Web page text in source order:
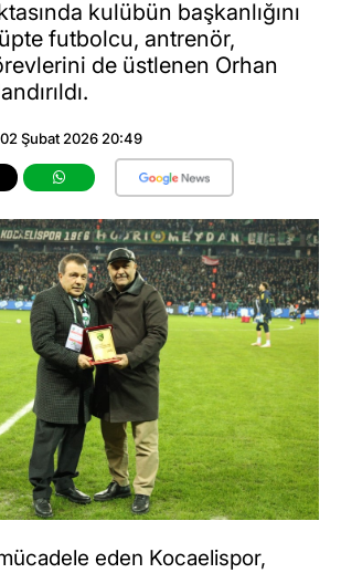
kulübün başkanlığını
futbolcu, antrenör,
de üstlenen Orhan
Şubat 2026 20:49
eden Kocaelispor,